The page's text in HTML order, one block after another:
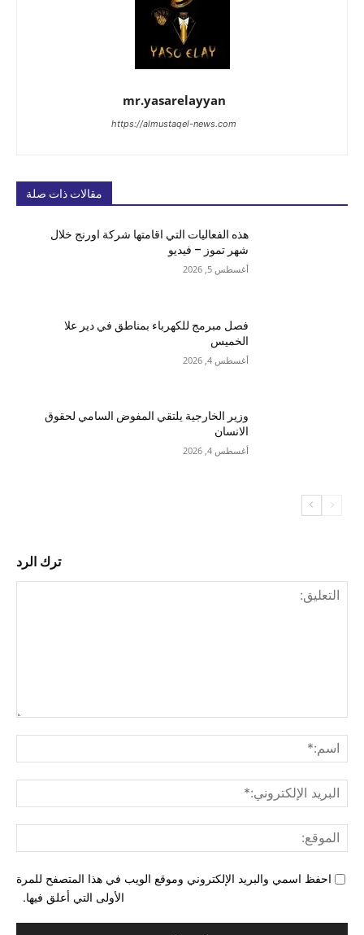
mr.yasarelayyan
https://almustaqel-news.com
مقالات ذات صلة
هذه الفعاليات التي اقامتها شركة اورنج خلال
شهر تموز – فيديو
أغسطس 5, 2026
فصل مبرمج للكهرباء بمناطق في دير علا
الخميس
أغسطس 4, 2026
وزير الخارجية يلتقي المفوض السامي لحقوق
الانسان
أغسطس 4, 2026
ترك الرد
احفظ اسمي والبريد الإلكتروني وموقع الويب في هذا المتصفح للمرة
الأولى التي أعلق فيها.